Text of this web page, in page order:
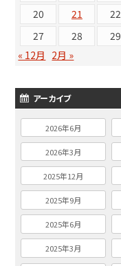
20
21 22
27
28 29
« 12月 2月 »
アーカイブ
2026年6月
2026年3月
2025年12月
2025年9月
2025年6月
2025年3月